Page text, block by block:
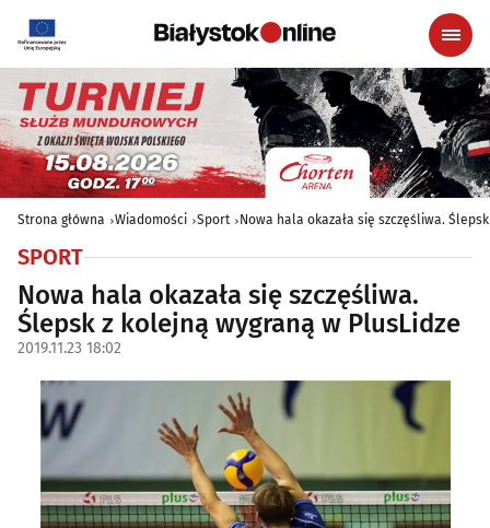
Strona główna Wiadomości Sport Nowa hala okazała się szczęśliwa.
SPORT
Nowa hala okazała się szczęśliwa.
Ślepsk z kolejną wygraną w PlusLidze
2019.11.23 18:02